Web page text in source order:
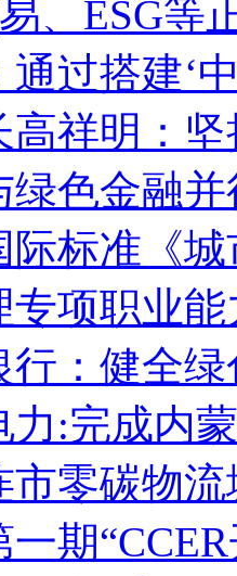
、ESG等
过搭建‘
高祥明：
绿色金融
际标准《
专项职业
行：健全
力:完成内
市零碳物
期